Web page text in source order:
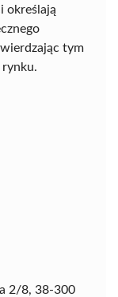
określają
tym
rynku.
2/8, 38-300